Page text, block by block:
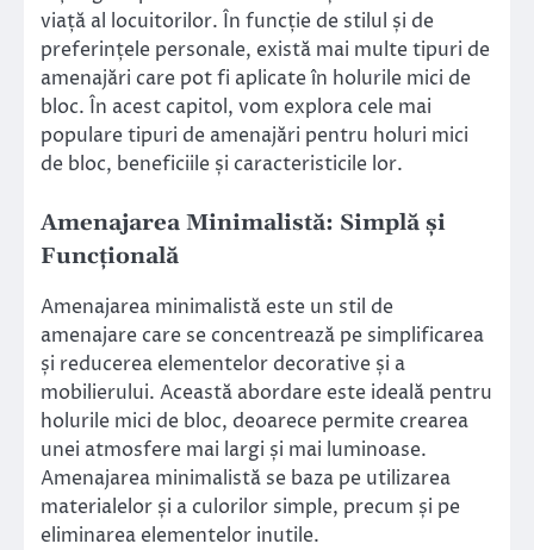
viață al locuitorilor. În funcție de stilul și de
preferințele personale, există mai multe tipuri de
amenajări care pot fi aplicate în holurile mici de
bloc. În acest capitol, vom explora cele mai
populare tipuri de amenajări pentru holuri mici
de bloc, beneficiile și caracteristicile lor.
Amenajarea Minimalistă: Simplă și
Funcțională
Amenajarea minimalistă este un stil de
amenajare care se concentrează pe simplificarea
și reducerea elementelor decorative și a
mobilierului. Această abordare este ideală pentru
holurile mici de bloc, deoarece permite crearea
unei atmosfere mai largi și mai luminoase.
Amenajarea minimalistă se baza pe utilizarea
materialelor și a culorilor simple, precum și pe
eliminarea elementelor inutile.